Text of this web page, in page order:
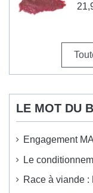
LE MOT DU
Engagement
Le
Race à viande :